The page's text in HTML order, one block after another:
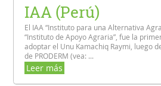
IAA (Perú)
El IAA “Instituto para una Alternativa
“Instituto de Apoyo Agraria”, fue la
adoptar el Unu Kamachiq Raymi, luego
de PRODERM (vea: ...
Leer más